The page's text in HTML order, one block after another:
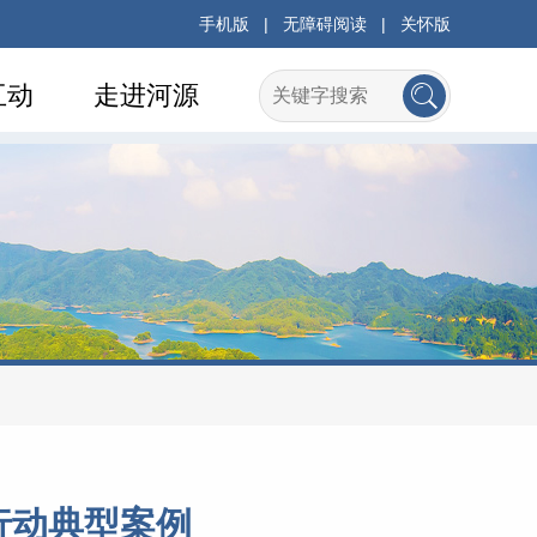
手机版 | 无障碍阅读 | 关怀版
走进河源
动
典型案例